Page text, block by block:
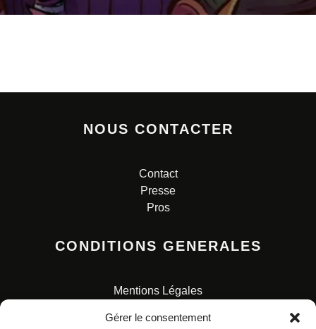
Gérer le consentement
NOUS CONTACTER
Contact
Presse
Pros
CONDITIONS GENERALES
Mentions Légales
Charte pour la protection des données personnelles